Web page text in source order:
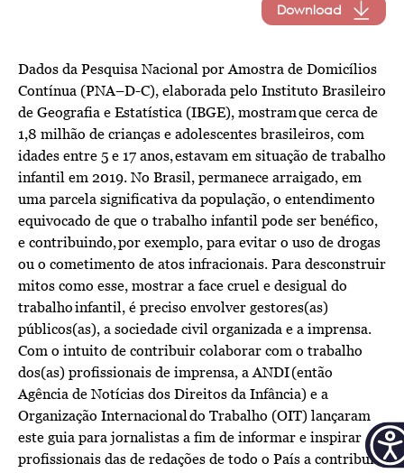
Dados da Pesquisa Nacional por Amostra de Domicílios
Contínua (PNA–D-C), elaborada pelo Instituto Brasileiro
de Geografia e Estatística (IBGE), mostram que cerca de
1,8 milhão de crianças e adolescentes brasileiros, com
idades entre 5 e 17 anos, estavam em situação de trabalho
infantil em 2019. No Brasil, permanece arraigado, em
uma parcela significativa da população, o entendimento
equivocado de que o trabalho infantil pode ser benéfico,
e contribuindo, por exemplo, para evitar o uso de drogas
ou o cometimento de atos infracionais. Para desconstruir
mitos como esse, mostrar a face cruel e desigual do
trabalho infantil, é preciso envolver gestores(as)
públicos(as), a sociedade civil organizada e a imprensa.
Com o intuito de contribuir colaborar com o trabalho
dos(as) profissionais de imprensa, a ANDI (então
Agência de Notícias dos Direitos da Infância) e a
Organização Internacional do Trabalho (OIT) lançaram
este guia para jornalistas a fim de informar e inspirar
profissionais das de redações de todo o País a contribuir,
Download